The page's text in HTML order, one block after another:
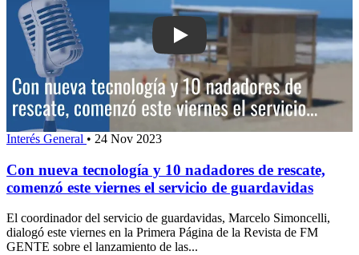
Play: Con nueva tecnología y 10
Interés General • 24 Nov 2023
Con nueva tecnología y 10 nadadores de rescate,
comenzó este viernes el servicio de guardavidas
El coordinador del servicio de guardavidas, Marcelo Simoncelli,
dialogó este viernes en la Primera Página de la Revista de FM
GENTE sobre el lanzamiento de las...